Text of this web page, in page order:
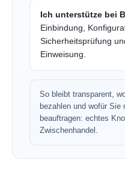
Ich unterstütze bei
Einbindung,
Sicherheitsprüfung
Einweisung.
So bleibt transparent,
bezahlen und wofür
beauftragen: echtes
Zwischenhandel.